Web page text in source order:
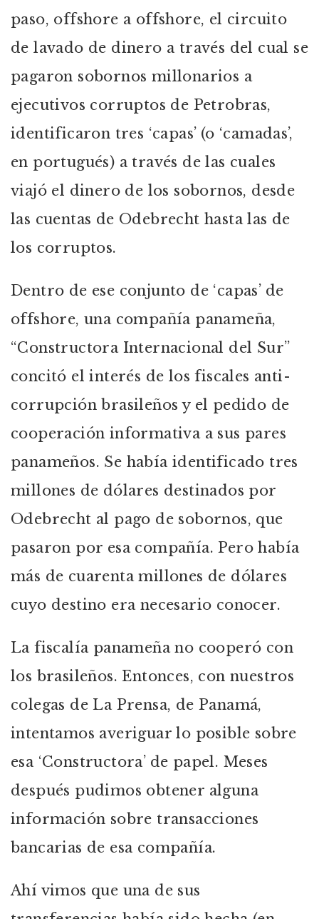
paso, offshore a offshore, el circuito
de lavado de dinero a través del cual se
pagaron sobornos millonarios a
ejecutivos corruptos de Petrobras,
identificaron tres ‘capas’ (o ‘camadas’,
en portugués) a través de las cuales
viajó el dinero de los sobornos, desde
las cuentas de Odebrecht hasta las de
los corruptos.
Dentro de ese conjunto de ‘capas’ de
offshore, una compañía panameña,
“Constructora Internacional del Sur”
concitó el interés de los fiscales anti-
corrupción brasileños y el pedido de
cooperación informativa a sus pares
panameños. Se había identificado tres
millones de dólares destinados por
Odebrecht al pago de sobornos, que
pasaron por esa compañía. Pero había
más de cuarenta millones de dólares
cuyo destino era necesario conocer.
La fiscalía panameña no cooperó con
los brasileños. Entonces, con nuestros
colegas de La Prensa, de Panamá,
intentamos averiguar lo posible sobre
esa ‘Constructora’ de papel. Meses
después pudimos obtener alguna
información sobre transacciones
bancarias de esa compañía.
Ahí vimos que una de sus